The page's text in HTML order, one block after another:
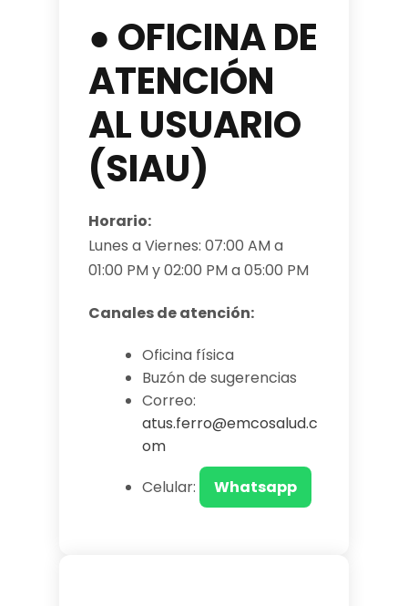
● OFICINA DE
ATENCIÓN
AL USUARIO
(SIAU)
Horario:
Lunes a Viernes: 07:00 AM a
01:00 PM y 02:00 PM a 05:00 PM
Canales de atención:
Oficina física
Buzón de sugerencias
Correo:
atus.ferro@emcosalud.c
om
Celular:
Whatsapp